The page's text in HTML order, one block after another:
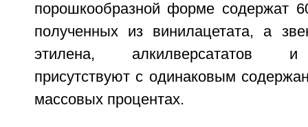
порошкообразной форме содержат
полученных из винилацетата, а
этилена, алкилверсататов и
присутствуют с одинаковым
массовых процентах.